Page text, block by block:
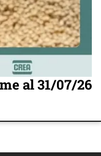
al 31/07/26